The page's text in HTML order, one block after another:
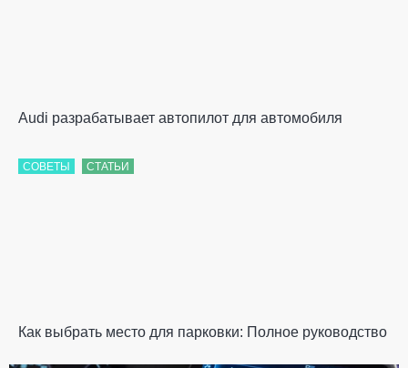
Audi разрабатывает автопилот для автомобиля
СОВЕТЫ СТАТЬИ
Как выбрать место для парковки: Полное руководство